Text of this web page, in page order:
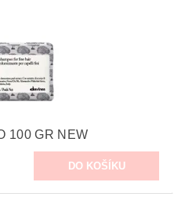
100 GR NEW